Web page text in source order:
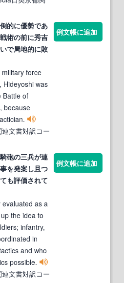
的に優勢であ
戦術の前に秀吉
で局地的に敗
force
Hideyoshi was
Battle of
because
文書対訳コー
例文帳に追加
砲の三兵が連
を発案し且つ
も評価されて
as a
the idea to
infantry,
in
and who
possible.
文書対訳コー
例文帳に追加